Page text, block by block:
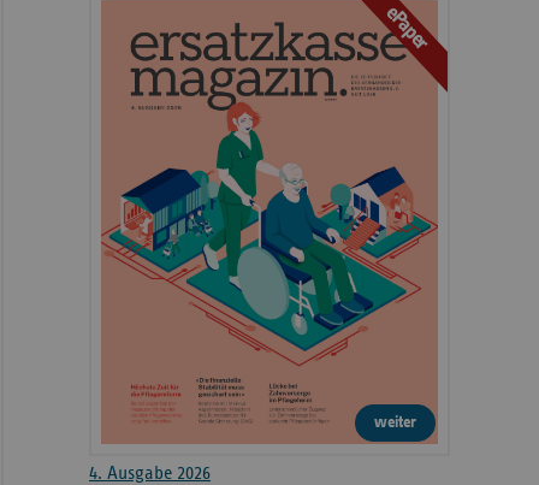
ePaper
weiter
4. Ausgabe 2026